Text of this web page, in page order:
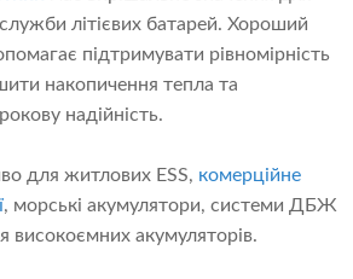
літієвих батарей. Хороший
підтримувати рівномірність
накопичення тепла та
надійність.
для житлових ESS, комерційне
, морські акумулятори, системи ДБЖ
високоємних акумуляторів.